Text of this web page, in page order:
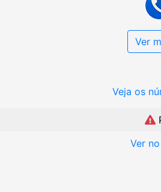
Ver
Veja os
Ver